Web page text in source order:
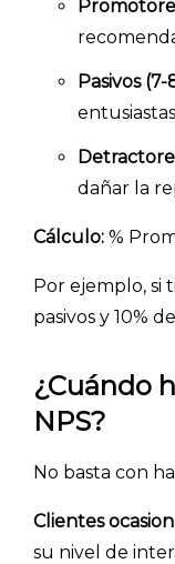
- Consejos
-
- Encuestas
- Encuestas
- Encuestas
- Inteligencia
-
- Marketing y
Pasivos (7-
dañar la
Cálculo: %
Por ejemplo, si
pasivos y 10%
¿Cuándo
NPS?
No basta con
Clientes
su nivel de